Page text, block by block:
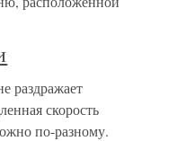
раздражает
скорость
по-разному.